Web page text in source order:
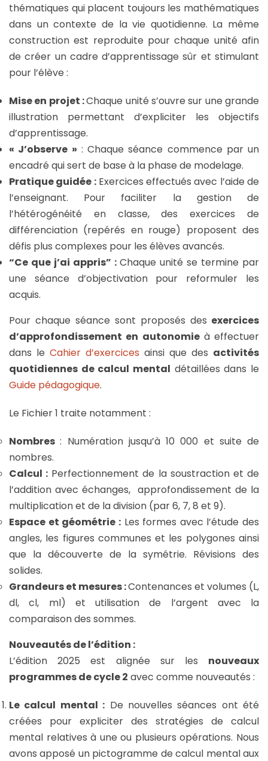
thématiques qui placent toujours les mathématiques
dans un contexte de la vie quotidienne. La même
construction est reproduite pour chaque unité afin
de créer un cadre d’apprentissage sûr et stimulant
pour l’élève :
Mise en projet :Chaque unité s’ouvre sur une grande
illustration permettant d’expliciter les objectifs
d’apprentissage.
« J’observe » : Chaque séance commence par un
encadré qui sert de base à la phase de modelage.
Pratique guidée :Exercices effectués avec l’aide de
l’enseignant. Pour faciliter la gestion de
l’hétérogénéité en classe, des exercices de
différenciation (repérés en rouge) proposent des
défis plus complexes pour les élèves avancés.
“Ce que j’ai appris” : Chaque unité se termine par
une séance d’objectivation pour reformuler les
acquis.
Pour chaque séance sont proposés des exercices
d’approfondissement en autonomieà effectuer
dans le Cahier d’exercices ainsi que des activités
quotidiennes de calcul mental détaillées dans le
Guide pédagogique.
Le Fichier 1 traite notamment :
Nombres: Numération jusqu’à 10 000 et suite de
nombres.
Calcul : Perfectionnement de la soustraction et de
l’addition avec échanges, approfondissement de la
multiplication et de la division (par 6, 7, 8 et 9).
Espace et géométrie :Les formes avec l’étude des
angles, les figures communes et les polygones ainsi
que la découverte de la symétrie. Révisions des
solides.
Grandeurs et mesures :Contenances et volumes (L,
dl, cl, ml) et utilisation de l’argent avec la
comparaison des sommes.
Nouveautés de l’édition :
L’édition 2025 est alignée sur les nouveaux
programmes de cycle 2 avec comme nouveautés :
Le calcul mental : De nouvelles séances ont été
créées pour expliciter des stratégies de calcul
mental relatives à une ou plusieurs opérations. Nous
avons apposé un pictogramme de calcul mental aux